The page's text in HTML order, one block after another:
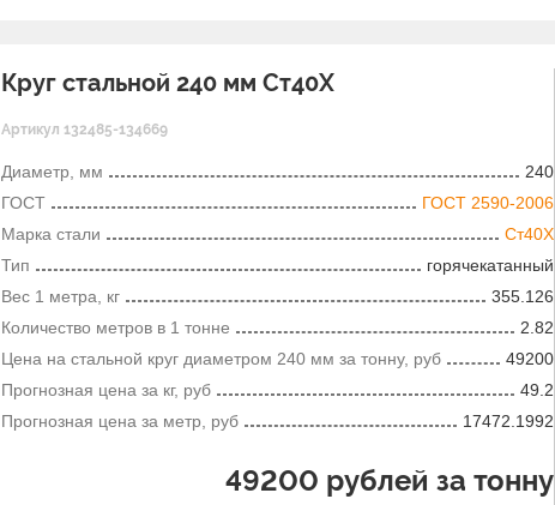
Круг стальной 240 мм Ст40Х
Артикул 132485-134669
Диаметр, мм
240
ГОСТ
ГОСТ 2590-2006
Марка стали
Ст40Х
Тип
горячекатанный
Вес 1 метра, кг
355.126
Количество метров в 1 тонне
2.82
Цена на стальной круг диаметром 240 мм за тонну, руб
49200
Прогнозная цена за кг, руб
49.2
Прогнозная цена за метр, руб
17472.1992
49200 рублей за тонну